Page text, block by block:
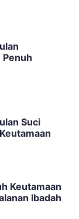
Penuh
Suci
Keutamaan
Ibadah